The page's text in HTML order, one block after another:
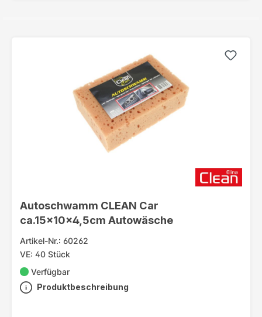
Autoschwamm CLEAN Car
ca.15x10x4,5cm Autowäsche
Artikel-Nr.: 60262
VE: 40 Stück
Verfügbar
Produktbeschreibung